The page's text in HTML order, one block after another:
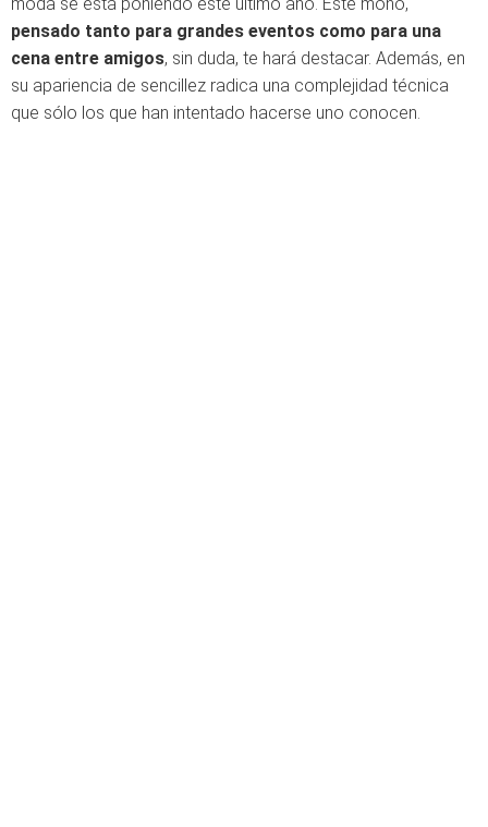
pensado tanto para grandes eventos como para una
cena entre amigos, sin duda, te hará destacar. Además, en
su apariencia de sencillez radica una complejidad técnica
que sólo los que han intentado hacerse uno conocen.